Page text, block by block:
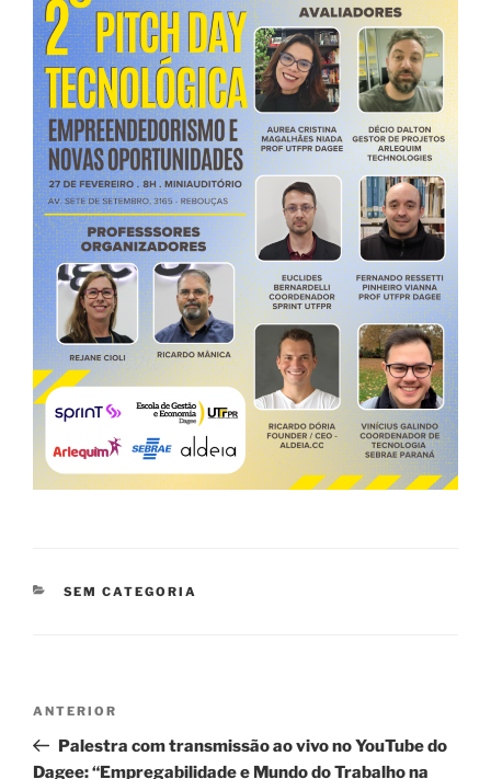
CATEGORIAS
SEM CATEGORIA
Post
Post
anterior
ANTERIOR
Palestra com transmissão ao vivo no YouTube do
Dagee: “Empregabilidade e Mundo do Trabalho na